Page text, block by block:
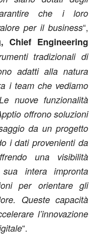
che i loro
per il business“,
Chief Engineering
tradizionali di
adatti alla natura
i team che vediamo
nuove funzionalità
offrono soluzioni
da un progetto
i dati provenienti da
una visibilità
intera impronta
per orientare gli
Queste capacità
l’innovazione
“.